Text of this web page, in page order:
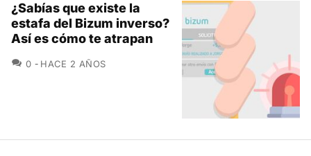
¿Sabías que existe la
estafa del Bizum inverso?
Así es cómo te atrapan
0 COMENTARIOS
HACE 2 AÑOS